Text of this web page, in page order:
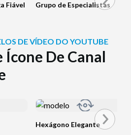
Fiável Grupo de Especialistas
DE VÍDEO DO YOUTUBE
Ícone De Canal
Hexágono Elegante